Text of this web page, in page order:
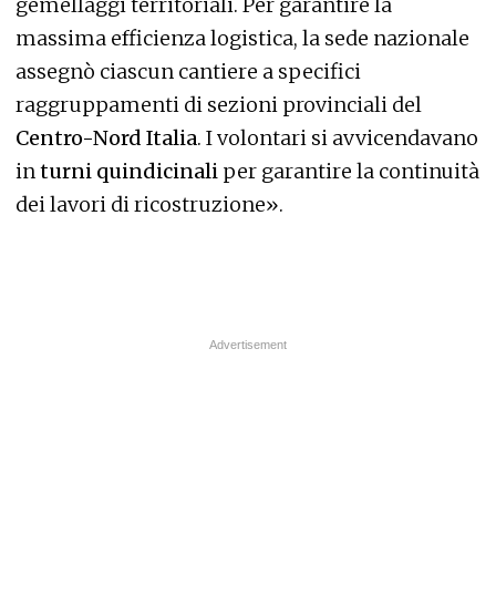
massima efficienza logistica, la sede nazionale
assegnò ciascun cantiere a specifici
raggruppamenti di sezioni provinciali del
Centro-Nord Italia. I volontari si avvicendavano
inturni quindicinali per garantire la continuità
dei lavori di ricostruzione».